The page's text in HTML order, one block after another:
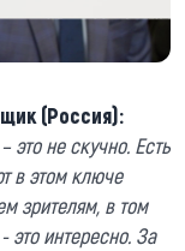
(Россия):
это не скучно. Есть
в этом ключе
зрителям, в том
это интересно. За